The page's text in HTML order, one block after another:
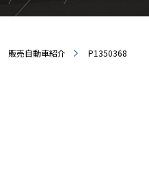
販売自動車紹介 P1350368